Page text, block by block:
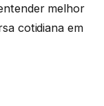
melhor
cotidiana em